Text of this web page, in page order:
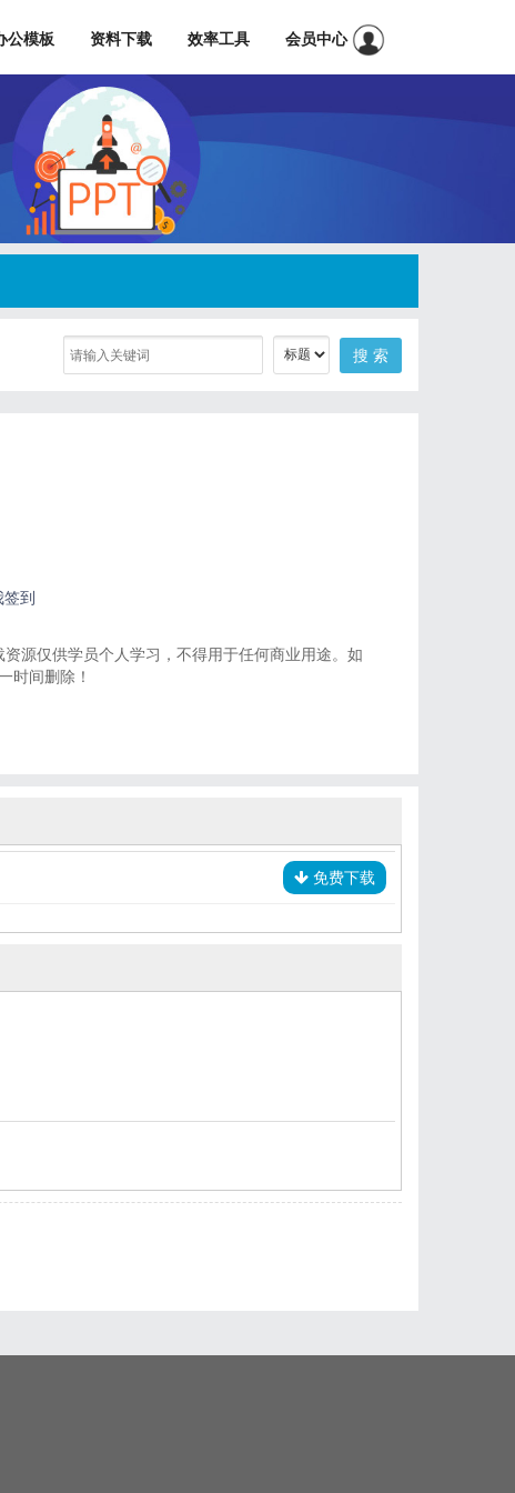
公模板 资料下载 效率工具 会员中心
到
源仅供学员个人学习，不得用于任何商业用途。如
时间删除！
免费下载